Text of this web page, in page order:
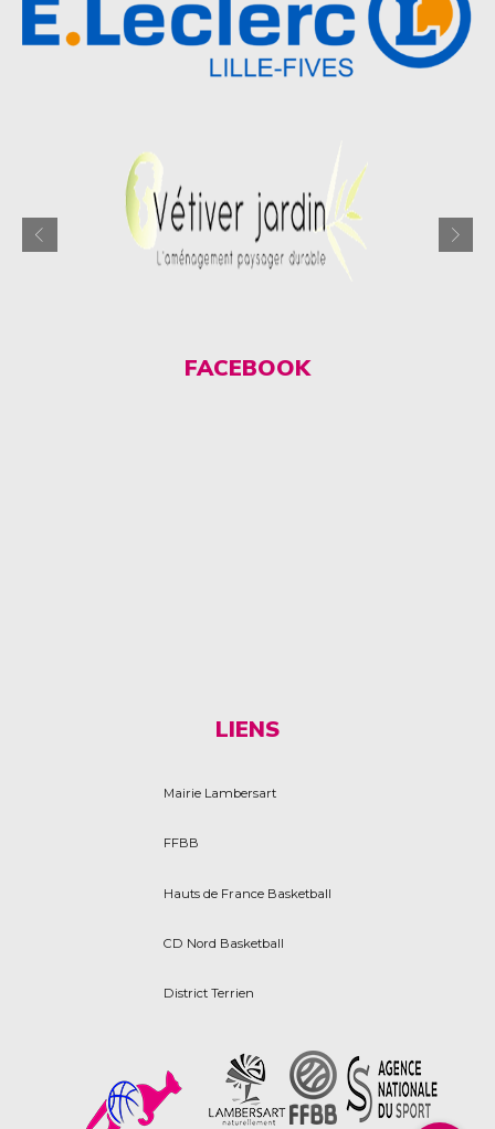
FACEBOOK
LIENS
Mairie Lambersart
FFBB
Hauts de France Basketball
CD Nord Basketball
District Terrien